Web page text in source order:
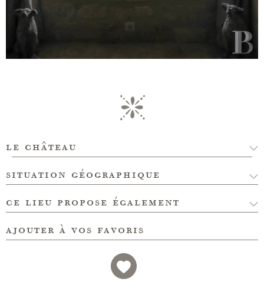
le château
situation géographique
ce lieu propose également
ajouter à vos favoris